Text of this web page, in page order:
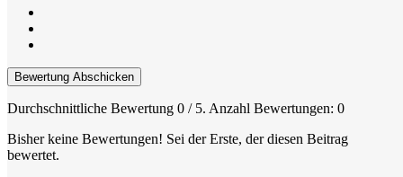
Bewertung Abschicken
Durchschnittliche Bewertung 0 / 5. Anzahl Bewertungen: 0
Bisher keine Bewertungen! Sei der Erste, der diesen Beitrag
bewertet.